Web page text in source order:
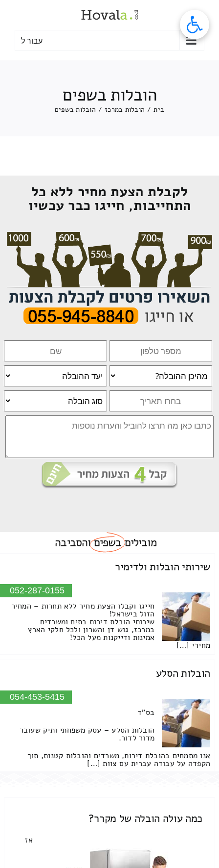
עבור ל
הובלות בשפים
בית / הובלות במרכז / הובלות בשפים
לקבלת הצעת מחיר ללא כל
התחייבות, חייגו כבר עכשיו
מוביליםבשפיםוהסביבה
שירותי הובלות ולדימיר
052-287-0155
חייגו וקבלו הצעת מחיר ללא תחרות – המחיר
הזול בישראל!
שירותי הובלת דירות בתים ומשרדים
במרכז, גוש דן והשרון ולכל חלקי הארץ
אמינות ודייקנות מעל הכל!
מחירי […]
הובלות הסלע
054-453-5415
בס"ד
הובלות הסלע – עסק משפחתי ותיק שעובר
מדור לדור.
אנו מתמחים בהובלת דירות, משרדים והובלות קטנות, תוך
הקפדה על עבודה עברית עם צוות […]
כמה עולה הובלה של מקרר?
אז